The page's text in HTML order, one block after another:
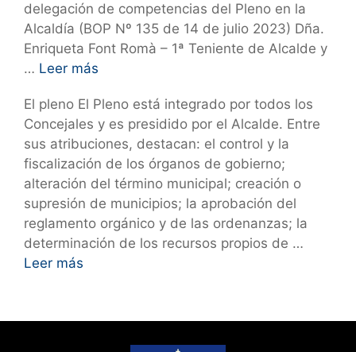
delegación de competencias del Pleno en la
Alcaldía (BOP Nº 135 de 14 de julio 2023) Dña.
Enriqueta Font Romà – 1ª Teniente de Alcalde y
… Leer más
El pleno El Pleno está integrado por todos los
Concejales y es presidido por el Alcalde. Entre
sus atribuciones, destacan: el control y la
fiscalización de los órganos de gobierno;
alteración del término municipal; creación o
supresión de municipios; la aprobación del
reglamento orgánico y de las ordenanzas; la
determinación de los recursos propios de …
Leer más